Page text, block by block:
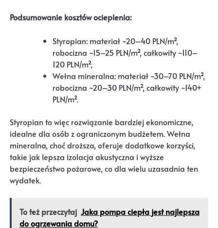
Podsumowanie kosztów ocieplenia:
Styropian: materiał ~20–40 PLN/m²,
robocizna ~15–25 PLN/m², całkowity ~110–
120 PLN/m²,
Wełna mineralna: materiał ~30–70 PLN/m²,
robocizna ~20–30 PLN/m², całkowity ~140+
PLN/m².
Styropian to więc rozwiązanie bardziej ekonomiczne,
idealne dla osób z ograniczonym budżetem. Wełna
mineralna, choć droższa, oferuje dodatkowe korzyści,
takie jak lepsza izolacja akustyczna i wyższe
bezpieczeństwo pożarowe, co dla wielu uzasadnia ten
wydatek.
To też przeczytaj Jaka pompa ciepła jest najlepsza
do ogrzewania domu?